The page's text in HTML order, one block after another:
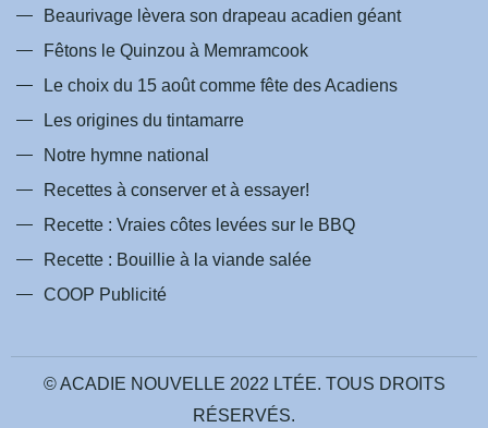
Beaurivage lèvera son drapeau acadien géant
Fêtons le Quinzou à Memramcook
Le choix du 15 août comme fête des Acadiens
Les origines du tintamarre
Notre hymne national
Recettes à conserver et à essayer!
Recette : Vraies côtes levées sur le BBQ
Recette : Bouillie à la viande salée
COOP Publicité
© ACADIE NOUVELLE 2022 LTÉE. TOUS DROITS
RÉSERVÉS.